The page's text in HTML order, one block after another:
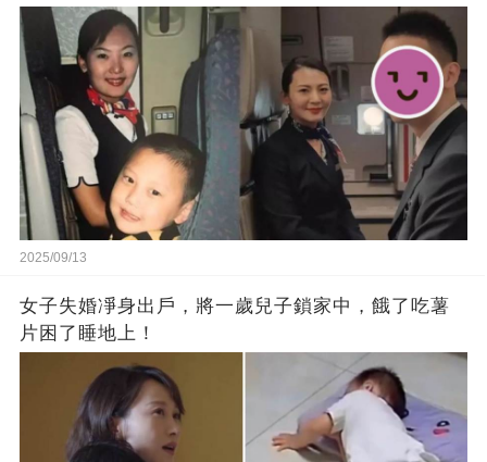
合！
2025/09/13
女子失婚凈身出戶，將一歲兒子鎖家中，餓了吃薯
片困了睡地上！